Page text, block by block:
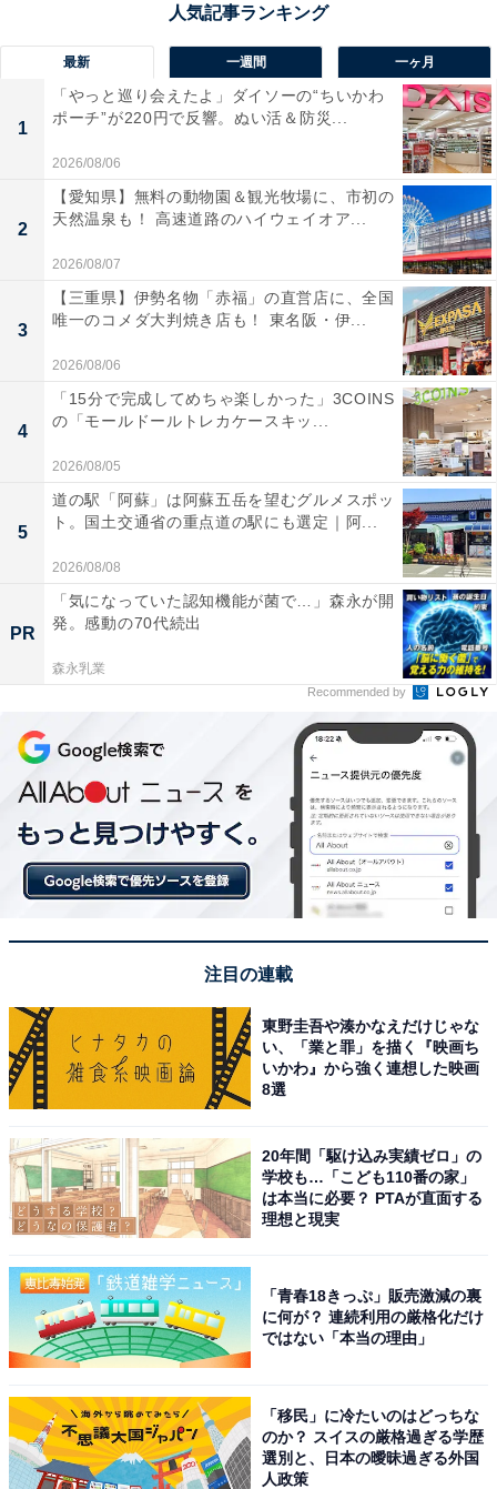
「美肌の湯としても知られています」
これまでにAll About ニュース編集部が実施したアンケー
ト調査では、下記のような評価が寄せられています。
美肌の湯である
「美作三湯の一つで、女性客に人気の美肌の湯とし
ても知られています。小規模ながら風情ある温泉街
が残っており、のんびりとした日本らしい滞在が可
能です」（20代男性／静岡県）
「美作三湯の一つで、泉質はやさしく女性や家族連
れにも人気。日帰り温泉施設も充実しています」
（60代男性／広島県）
＜関連記事＞
岡山県で「外国人観光客にすすめたい温泉地」ランキン
グ！ 2位「湯郷温泉」、1位は？
「実際行ったことがあって、落ち着いた雰囲気で良
かったから」（50代男性／大阪府）
「岡山まで新幹線で約45分＋バスで約1時間。日帰
＜関連記事＞
大阪から日帰りで行きたい「中国地方の温泉地」ランキ
ング！ 岡山県「湯郷温泉」を抑えた1位は？
夜景も楽しめる
「湯郷温泉周辺で夜景が美しい場所として大山展望
り、温泉街のオレンジ色の明かりを眼下に望むこと
ができるからです」（60代女性／愛知県）
＜関連記事＞
夜景が美しいと思う「中国地方の温泉地」ランキング！
「湯郷温泉」を抑えた同率1位は？【2025年調査】
最新 一週間 一ヶ月
1
「やっと巡り会えたよ」ダイソーの“ちいかわ
ポーチ”が220円で反響。ぬい活＆防災...
2026/08/06
2
【愛知県】無料の動物園＆観光牧場に、市初の
天然温泉も！ 高速道路のハイウェイオア...
2026/08/07
3
【三重県】伊勢名物「赤福」の直営店に、全国
唯一のコメダ大判焼き店も！ 東名阪・伊...
2026/08/06
4
「15分で完成してめちゃ楽しかった」3COINS
の「モールドールトレカケースキッ...
2026/08/05
5
道の駅「阿蘇」は阿蘇五岳を望むグルメスポッ
ト。国土交通省の重点道の駅にも選定｜阿...
2026/08/08
PR
「気になっていた認知機能が菌で…」森永が開
発。感動の70代続出
森永乳業
Recommended by
注目の連載
東野圭吾や湊かなえだけじゃな
い、「業と罪」を描く『映画ち
いかわ』から強く連想した映画
8選
20年間「駆け込み実績ゼロ」の
学校も…「こども110番の家」
は本当に必要？ PTAが直面する
理想と現実
「青春18きっぷ」販売激減の裏
に何が？ 連続利用の厳格化だけ
ではない「本当の理由」
「移民」に冷たいのはどっちな
のか？ スイスの厳格過ぎる学歴
選別と、日本の曖昧過ぎる外国
人政策